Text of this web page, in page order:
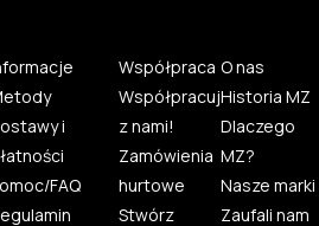
i
FAQ
Współpraca
Współpracuj
z nami!
Zamówienia
hurtowe
Stwórz
O nas
Historia MZ
Dlaczego
MZ?
Nasze marki
Zaufali nam